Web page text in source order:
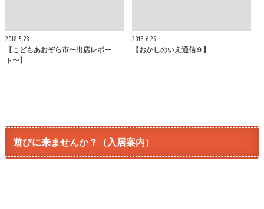
2018.5.28
【こどもあおぞら市〜出店レポー
ト〜】
2018.6.25
【おかしのいえ通信９】
遊びに来ませんか？（入居案内）